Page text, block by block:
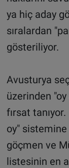
ya hiç aday
sıralardan
gösteriliyor.
Avusturya
üzerinden "oy
fırsat
oy"
göçmen ve
listesinin en